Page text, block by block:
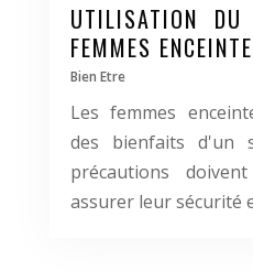
UTILISATION
FEMMES
Bien Etre
Les femmes
des bienfaits d'un
précautions
assurer leur sécurité